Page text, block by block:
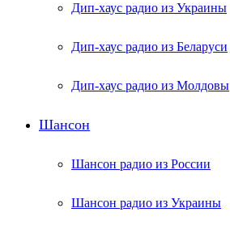
Дип-хаус радио из Украины
Дип-хаус радио из Беларуси
Дип-хаус радио из Молдовы
Шансон
Шансон радио из России
Шансон радио из Украины